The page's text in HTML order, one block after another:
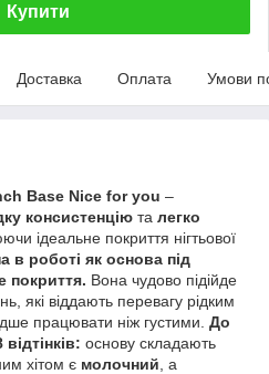
Купити
Доставка Оплата Умови
Base Nice for you –
консистенцію та легко
ідеальне покриття нігтьової
в роботі як основа під
покриття. Вона чудово підійде
які віддають перевагу рідким
працювати ніж густими. До
основу складають
хітом є молочний , а